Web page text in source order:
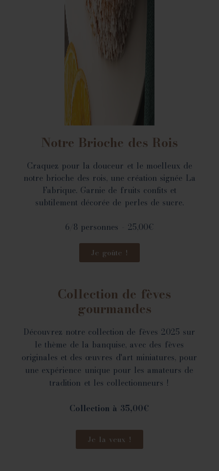
Notre Brioche des Rois
Craquez pour la douceur et le moelleux de
notre brioche des rois, une création signée La
Fabrique. Garnie de fruits confits et
subtilement décorée de perles de sucre.
6/8 personnes - 25,00€
Je goûte !
Collection de fèves
gourmandes
Découvrez notre collection de fèves 2025 sur
le thème de la banquise, avec des fèves
originales et des œuvres d'art miniatures, pour
une expérience unique pour les amateurs de
tradition et les collectionneurs !
Collection à 35,00€
Je la veux !